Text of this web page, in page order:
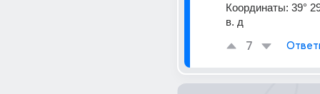
Координаты: 39°
в. д
7